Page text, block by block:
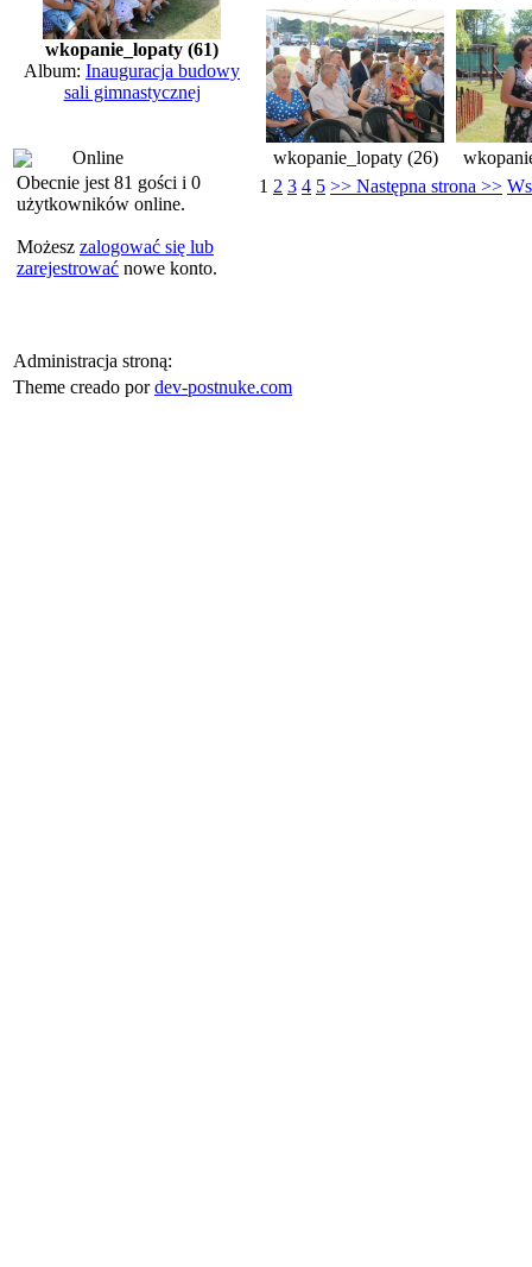
wkopanie_lopaty (61)
Album: Inauguracja budowy
sali gimnastycznej
Online
Obecnie jest 81 gości i 0
użytkowników online.
Możesz zalogować się lub
zarejestrować nowe konto.
wkopanie_lopaty (26)
1 2 3 4 5 >> Następna strona >>
Administracja stroną:
Theme creado pordev-postnuke.com